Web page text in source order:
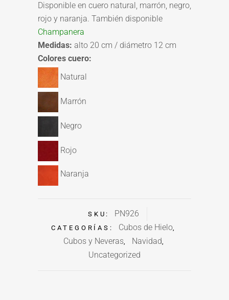
Disponible en cuero natural, marrón, negro,
rojo y naranja. También disponible
Champanera
Medidas: alto 20 cm / diámetro 12 cm
Colores cuero:
Natural
Marrón
Negro
Rojo
Naranja
SKU: PN926
CATEGORÍAS: Cubos de Hielo,
Cubos y Neveras, Navidad,
Uncategorized